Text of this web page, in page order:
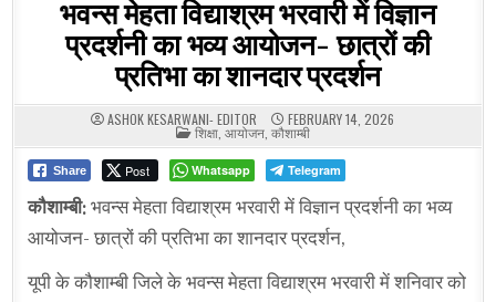
भवन्स मेहता विद्याश्रम भरवारी में विज्ञान
प्रदर्शनी का भव्य आयोजन- छात्रों की
प्रतिभा का शानदार प्रदर्शन
ASHOK KESARWANI- EDITOR FEBRUARY 14, 2026
POSTED
IN
शिक्षा, आयोजन, कौशाम्बी
Share Post Whatsapp Telegram
कौशाम्बी: भवन्स मेहता विद्याश्रम भरवारी में विज्ञान प्रदर्शनी का भव्य
आयोजन- छात्रों की प्रतिभा का शानदार प्रदर्शन,
यूपी के कौशाम्बी जिले के भवन्स मेहता विद्याश्रम भरवारी में शनिवार को